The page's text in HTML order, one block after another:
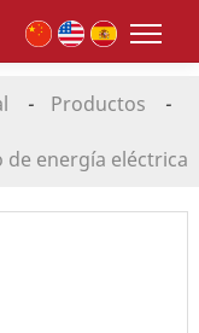
- Productos -
de energía eléctrica